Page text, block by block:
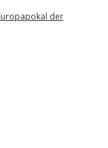
der